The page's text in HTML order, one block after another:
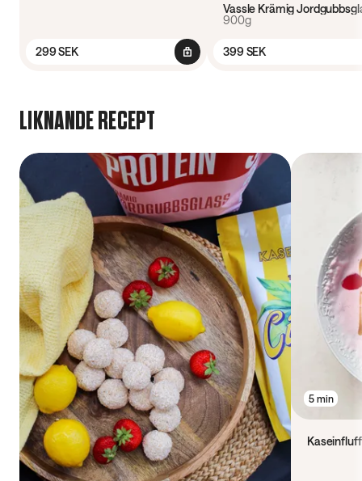
299 SEK
Vassle Krämig
900g
399 SEK
LIKNANDE RECEPT
5 min